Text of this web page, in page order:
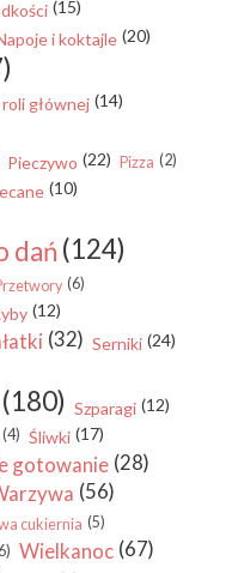
(15)
i koktajle (20)
głównej (14)
Pieczywo (22) Pizza (2)
(10)
dań (124)
(6)
(12)
(32) Serniki (24)
(180) Szparagi (12)
(4) Śliwki (17)
gotowanie (28)
(56)
cukiernia (5)
Wielkanoc (67)